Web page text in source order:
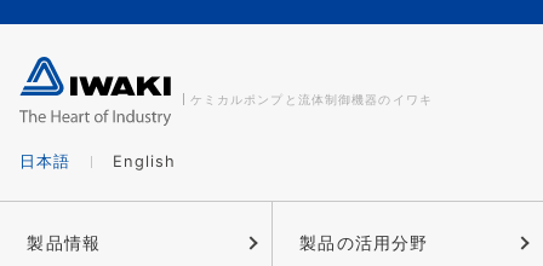
ケミカルポンプと流体制御機器のイワキ
日本語 English
製品情報 製品の活用分野